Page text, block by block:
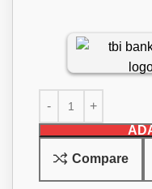
Compare